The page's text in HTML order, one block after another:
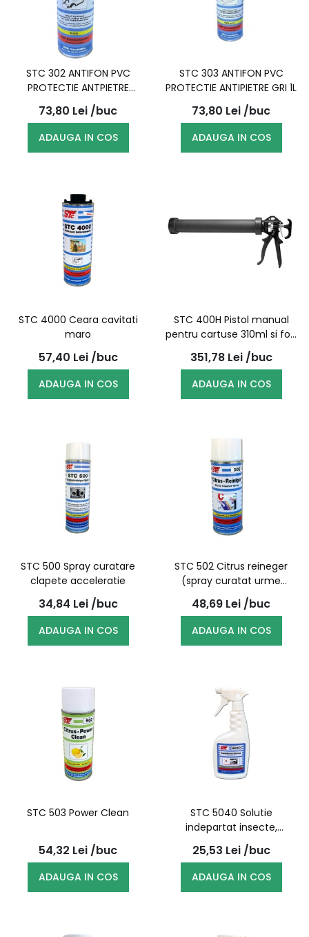
STC 302 ANTIFON PVC
PROTECTIE ANTPIETRE
NEGRU 1L
73,80 Lei /buc
ADAUGA IN COS
STC 303 ANTIFON PVC
PROTECTIE ANTIPIETRE GRI 1L
73,80 Lei /buc
ADAUGA IN COS
STC 4000 Ceara cavitati
maro
57,40 Lei /buc
ADAUGA IN COS
STC 400H Pistol manual
pentru cartuse 310ml si folii
de 600ml
351,78 Lei /buc
ADAUGA IN COS
STC 500 Spray curatare
clapete acceleratie
34,84 Lei /buc
ADAUGA IN COS
STC 502 Citrus reineger
(spray curatat urme
adeziv)
48,69 Lei /buc
ADAUGA IN COS
STC 503 Power Clean
54,32 Lei /buc
ADAUGA IN COS
STC 5040 Solutie
indepartat insecte,
pulverizator 500ml
25,53 Lei /buc
ADAUGA IN COS